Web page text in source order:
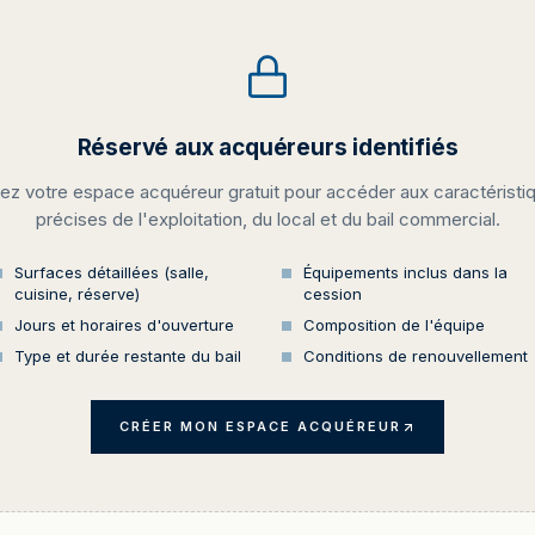
Réservé aux acquéreurs identifiés
votre espace acquéreur gratuit pour accéder aux
précises de l'exploitation, du local et du bail commercial.
Surfaces détaillées (salle,
cuisine, réserve)
Équipements inclus dans la
cession
Jours et horaires d'ouverture
Composition de l'équipe
Type et durée restante du bail
Conditions de renouvellement
CRÉER MON ESPACE ACQUÉREUR